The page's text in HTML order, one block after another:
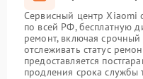
Сервисный центр Xiaomi
по всей РФ, бесплатную
ремонт, включая
отслеживать статус
предоставляется
продления срока службы